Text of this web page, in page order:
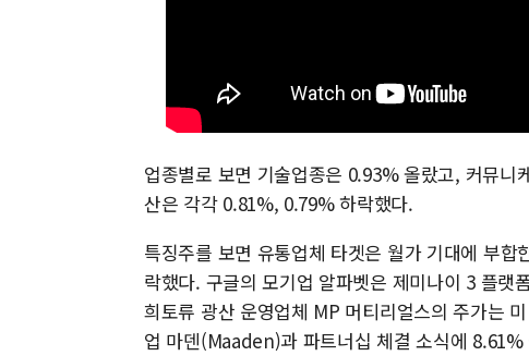
업종별로 보면 기술업종은 0.93% 올랐고, 커뮤
산은 각각 0.81%, 0.79% 하락했다.
특징주를 보면 유통업체 타겟은 월가 기대에 부
락했다. 구글의 모기업 알파벳은 제미나이 3 플
희토류 광산 운영업체 MP 머티리얼스의 주가는
업 마덴(Maaden)과 파트너십 체결 소식에 8.61%